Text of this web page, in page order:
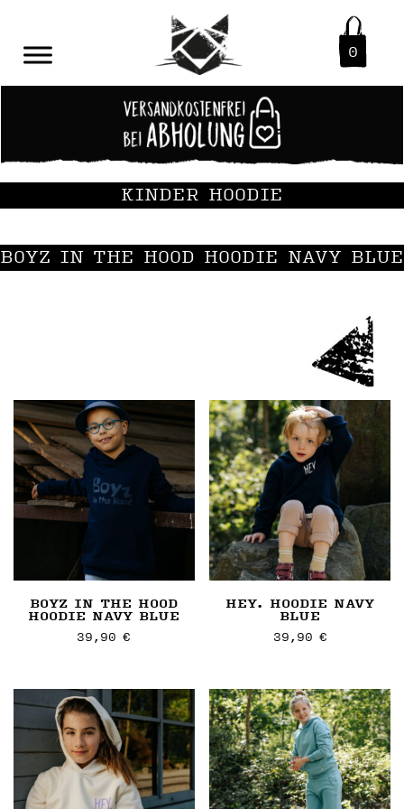
0
KINDER HOODIE
BOYZ IN THE HOOD HOODIE NAVY BLUE
BOYZ IN THE HOOD
HOODIE NAVY BLUE
39,90€
weist
mehrere
Varianten
auf.
Die
HEY. HOODIE NAVY
BLUE
39,90 €
weist
mehrere
Varianten
auf.
Die